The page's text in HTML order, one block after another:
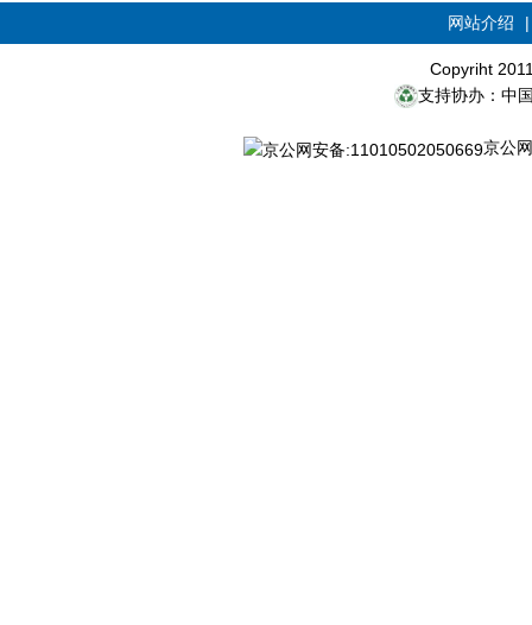
网站介绍
Copyriht
支持协办：中
京公